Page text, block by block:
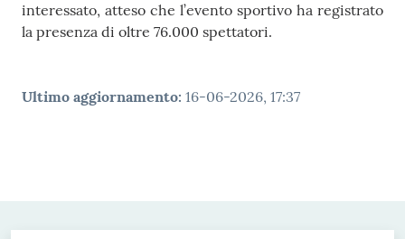
interessato, atteso che l’evento sportivo ha registrato
la presenza di oltre 76.000 spettatori.
Ultimo aggiornamento: 16-06-2026, 17:37